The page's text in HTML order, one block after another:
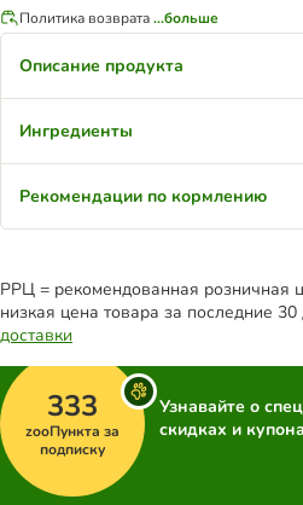
Политика возврата...больше
Описание продукта
Ингредиенты
Рекомендации по кормлению
РРЦ = рекомендованная розничная
низкая цена товара за последние 30
доставки
333
zooПункта за
подписку
Узнавайте о
скидках и